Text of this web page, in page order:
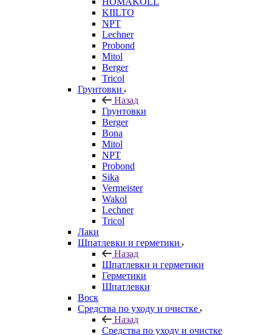
KIILTO
NPT
Lechner
Probond
Mitol
Berger
Tricol
Грунтовки
Назад
Грунтовки
Berger
Bona
Mitol
NPT
Probond
Sika
Vermeister
Wakol
Lechner
Tricol
Лаки
Шпатлевки и герметики
Назад
Шпатлевки и герметики
Герметики
Шпатлевки
Воск
Средства по уходу и очистке
Назад
Средства по уходу и очистке